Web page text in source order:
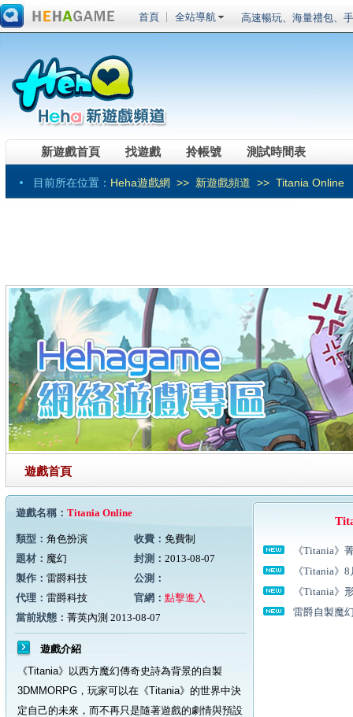
首頁 全站導航
高速暢玩、海量禮包、
裝登場菁英試玩會搶先
《RO 仙境傳說 Online
賽事獎勵總價值突破百
戰」
《劍仙：起源》最爆紅
新系統、新版本、新玩
頂級SLG大作今日震憾
新遊戲首頁 找遊戲 拎帳號 測試時間表
目前所在位置： Heha遊戲網 >> 新遊戲頻道 >> Titania Online
遊戲首頁
遊戲名稱： Titania Online
類型： 角色扮演 收費： 免費制
題材： 魔幻 封測： 2013-08-07
製作： 雷爵科技
公測：
代理： 雷爵科技 官網： 點擊進入
當前狀態： 菁英內測 2013-08-07
遊戲介紹
《Titania》以西方魔幻傳奇史詩為背景的自製
3DMMORPG，玩家可以在《Titania》的世界中決
定自己的未來，而不再只是隨著遊戲的劇情與預設
《Titania》
片釋出
《Titania》
英雄齊聚
《Titania》
展開
雷爵自製魔